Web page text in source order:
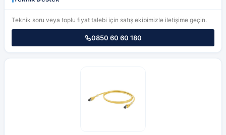
Teknik soru veya toplu fiyat talebi için satış ekibimizle iletişime geçin.
0850 60 60 180